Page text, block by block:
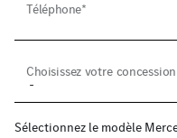
Téléphone*
Choisissez votre
Sélectionnez le modèle